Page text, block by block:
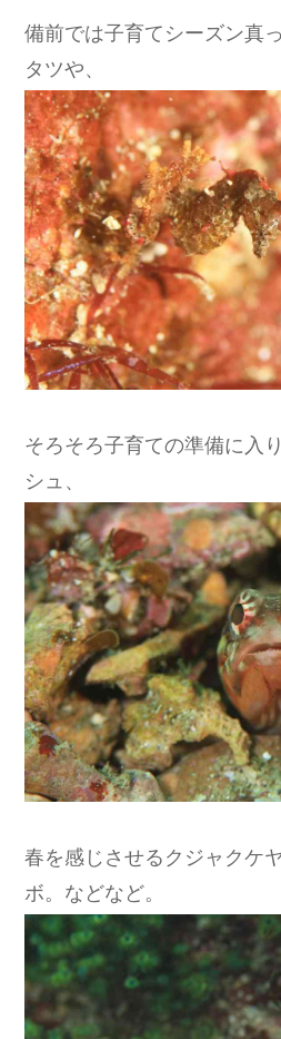
備前では子育てシーズン真
タツや、
そろそろ子育ての準備に入
シュ、
春を感じさせるクジャクケ
ボ。などなど。